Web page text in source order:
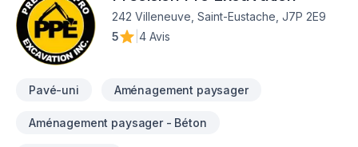
242 Villeneuve, Saint-Eustache, J7P 2E9
5
4 Avis
Pavé-uni Aménagement paysager
Aménagement paysager - Béton